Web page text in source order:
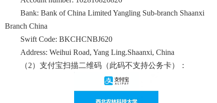
Bank: Bank of China Limited Yangling Sub-branch Shaanxi
Branch China
Swift Code: BKCHCNBJ620
Address: Weihui Road, Yang Ling.Shaanxi, China
（2）支付宝扫描二维码（此码不支持公务卡）：